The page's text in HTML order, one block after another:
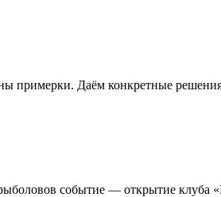
примерки. Даём конкретные
рыболовов событие — открытие клуба